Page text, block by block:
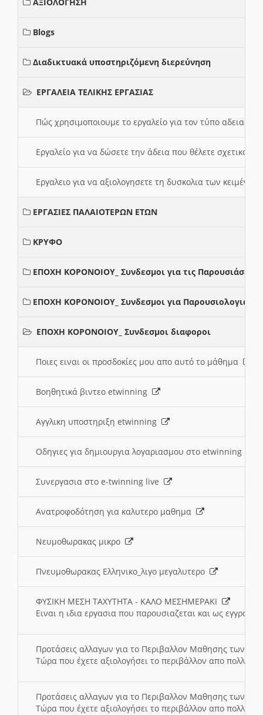
Blogs
Διαδικτυακά υποστηριζόμενη διερεύνηση
ΕΡΓΑΛΕΙΑ ΤΕΛΙΚΗΣ ΕΡΓΑΣΙΑΣ
Πώς χρησιμοποιουμε το εργαλείο για τον τύπο αδειας
Εργαλείο για να δώσετε την άδεια που θέλετε σχετικά
Εργαλειο για να αξιολογησετε τη δυσκολια των
ΕΡΓΑΣΙΕΣ ΠΑΛΑΙΟΤΕΡΩΝ ΕΤΩΝ
ΚΡΥΦΟ
ΕΠΟΧΗ ΚΟΡΟΝΟΙΟΥ_ Συνδεσμοι για τις Παρουσιάσεις
ΕΠΟΧΗ ΚΟΡΟΝΟΙΟΥ_ Συνδεσμοι για Παρουσιολογια
ΕΠΟΧΗ ΚΟΡΟΝΟΙΟΥ_ Συνδεσμοι διαφοροι
Ποιες ειναι οι προσδοκίες μου απο αυτό το μάθημα
Βοηθητικά βιντεο etwinning
Αγγλικη υποστηριξη etwinning
Οδηγιες για δημιουργια λογαριασμου στο etwinning
Συνεργασια στο e-twinning live
Ανατροφοδότηση για καλυτερο μαθημα
Νευμοθωρακας μικρο
Πνευμοθωρακας Ελληνικο_λιγο μεγαλυτερο
ΦΥΣΙΚΗ ΜΕΣΗ ΤΑΧΥΤΗΤΑ - ΚΑΛΟ ΜΕΣΗΜΕΡΑΚΙ
Ειναι η ιδια εργασια που παρουσιαζεται και ως
Προτάσεις αλλαγων για το Περιβαλλον Μαθησης των
Τώρα που έχετε αξιολογήσει το περιβάλλον απο πολλές
Προτάσεις αλλαγων για το Περιβαλλον Μαθησης των
Τώρα που έχετε αξιολογήσει το περιβάλλον απο πολλές